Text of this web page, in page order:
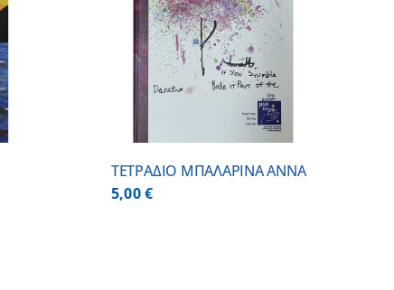
ΤΕΤΡΑΔΙΟ ΜΠΑΛΑΡΙΝΑ ΑΝΝΑ
5,00€